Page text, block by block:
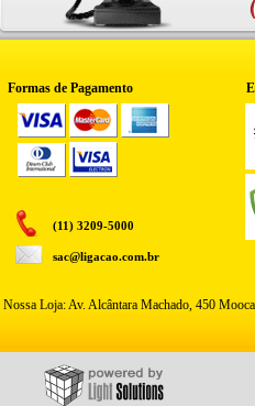
Formas de Pagamento
(11) 3209-5000
sac@ligacao.com.br
Nossa Loja: Av. Alcântara Machado, 450